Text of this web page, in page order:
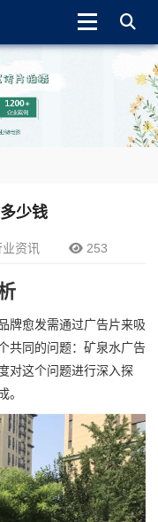
少钱
业资讯 253
牌愈发需通过广告片来吸
共同的问题：矿泉水广告
对这个问题进行深入探
。